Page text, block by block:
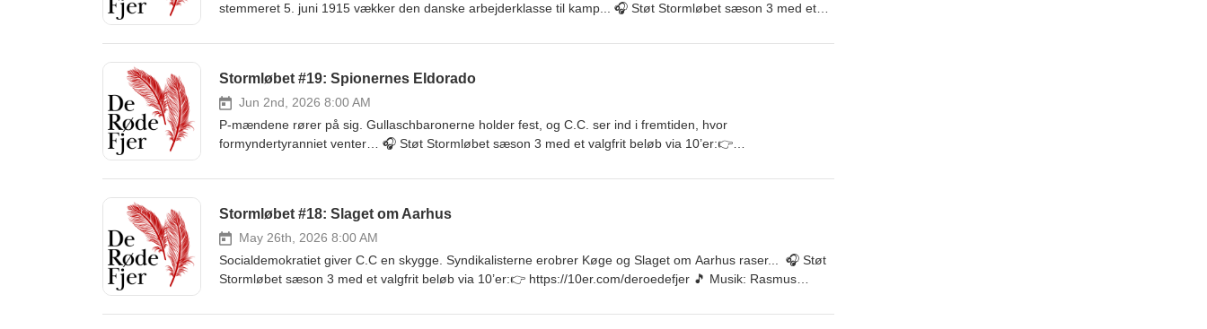
stemmeret 5. juni 1915 vækker den danske arbejderklasse til kamp... 🎧 Støt Stormløbet sæson 3 med et
Stormløbet #19: Spionernes Eldorado
Jun 2nd, 2026 8:00 AM
P-mændene rører på sig. Gullaschbaronerne holder fest, og C.C. ser ind i fremtiden, hvor
formyndertyranniet venter… 🎧 Støt Stormløbet sæson 3 med et valgfrit beløb via 10’er:👉
Stormløbet #18: Slaget om Aarhus
May 26th, 2026 8:00 AM
Socialdemokratiet giver C.C en skygge. Syndikalisterne erobrer Køge og Slaget om Aarhus raser... 🎧 Støt
Stormløbet sæson 3 med et valgfrit beløb via 10’er:👉 https://10er.com/deroedefjer 🎵 Musik: Rasmus